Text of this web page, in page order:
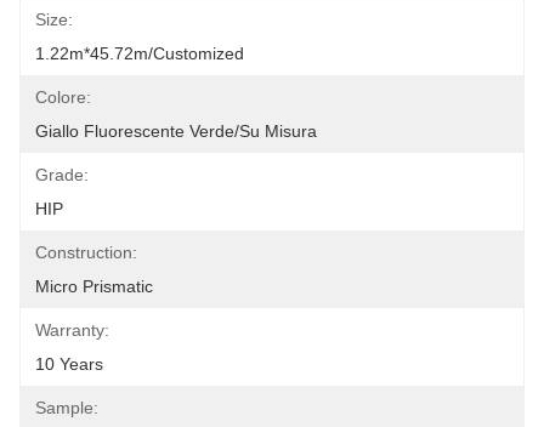
Size:
1.22m*45.72m/customized
Colore:
Giallo Fluorescente Verde/su Misura
Grade:
HIP
Construction:
Micro Prismatic
Warranty:
10 Years
Sample: